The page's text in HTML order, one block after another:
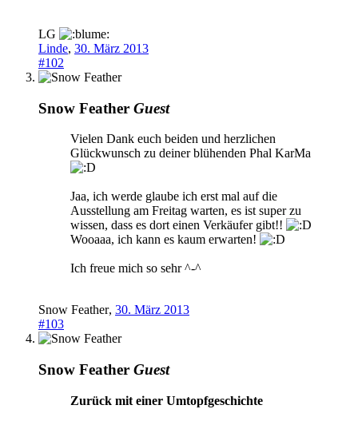
LG
Linde, 30. März 2013
#102
Snow Feather Guest
Vielen Dank euch beiden und herzlichen
Glückwunsch zu deiner blühenden Phal KarMa
Jaa, ich werde glaube ich erst mal auf die
Ausstellung am Freitag warten, es ist super zu
wissen, dass es dort einen Verkäufer gibt!!
Wooaaa, ich kann es kaum erwarten!
Ich freue mich so sehr ^-^
Snow Feather, 30. März 2013
#103
Snow Feather Guest
Zurück mit einer Umtopfgeschichte